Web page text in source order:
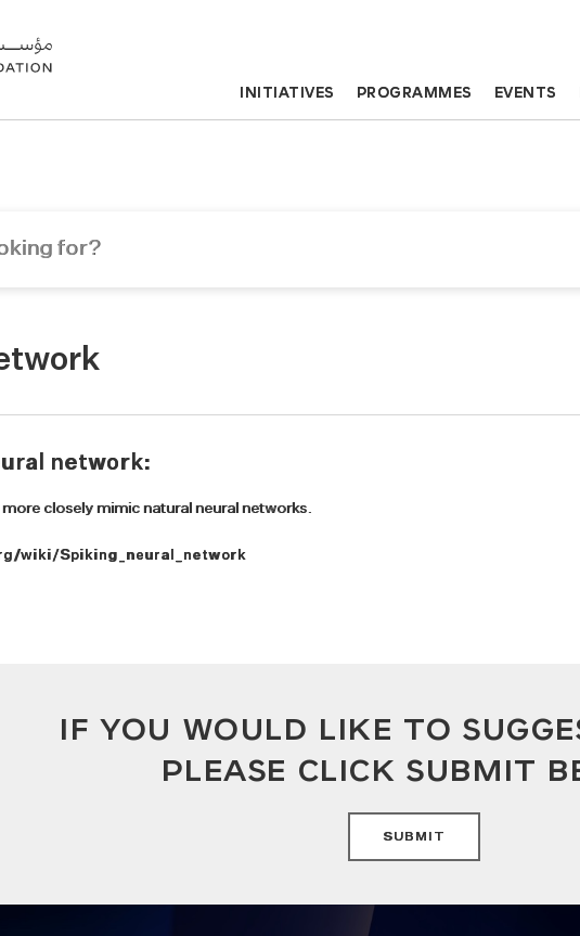
INITIATIVES PROGRAMMES EVENTS
network:
closely mimic natural neural networks.
wiki/Spiking_neural_network
IF YOU WOULD LIKE TO
PLEASE CLICK SUBMIT
SUBMIT